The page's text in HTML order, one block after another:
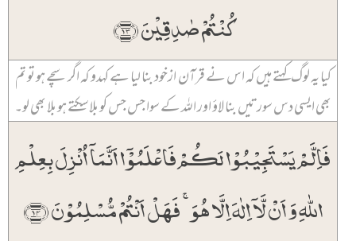
کُنۡتُمۡ صٰدِقِیۡنَ ﴿۱۳﴾
کیا یہ لوگ کہتے ہیں کہ اس نے قرآن ازخود بنا لیا ہے کہدو کہ اگر سچے ہو تو تم
بھی ایسی دس سورتیں بنا لاؤ اور اللہ کے سوا جس جس کو بلا سکتے ہو بلا بھی لو۔
فَاِلَّمۡ یَسۡتَجِیۡبُوۡا لَکُمۡ فَاعۡلَمُوۡۤا اَنَّمَاۤ اُنۡزِلَ بِعِلۡمِ
اللّٰہِ وَ اَنۡ لَّاۤ اِلٰہَ اِلَّا ہُوَ ۚ فَہَلۡ اَنۡتُمۡ مُّسۡلِمُوۡنَ ﴿۱۴﴾